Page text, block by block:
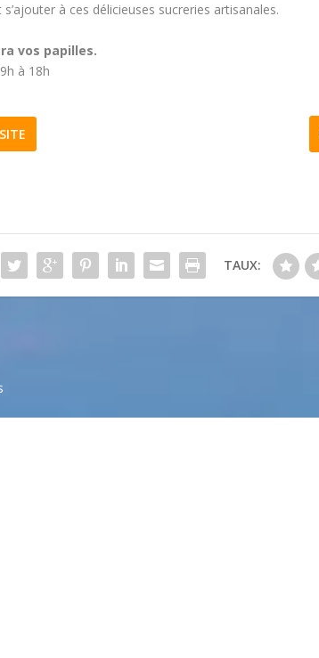
à ces délicieuses sucreries artisanales.
vos papilles.
à 18h
TAUX: